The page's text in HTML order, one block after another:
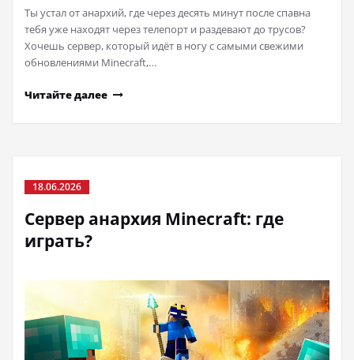
Ты устал от анархий, где через десять минут после спавна
тебя уже находят через телепорт и раздевают до трусов?
Хочешь сервер, который идёт в ногу с самыми свежими
обновлениями Minecraft,…
Читайте далее
18.06.2026
Сервер анархия Minecraft: где
играть?